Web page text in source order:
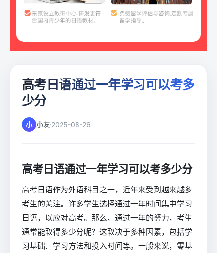
高考日语通过一年学习可以考多
少分
小 小友 2025-08-26
高考日语通过一年学习可以考多少分
高考日语作为外语科目之一，近年来受到越来越多
考生的关注。许多学生选择通过一年时间集中学习
日语，以应对高考。那么，通过一年的努力，考生
通常能取得多少分呢？这取决于多种因素，包括学
习基础、学习方法和投入时间等。一般来说，零基